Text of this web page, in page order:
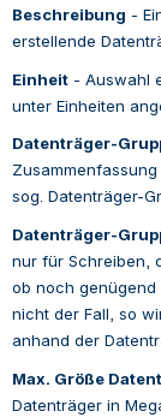
Beschreibung -
erstellende
Einheit - Auswahl
unter Einheiten
Datenträger-
sog. Datenträger-
Datenträger-
nur für Schreiben,
ob noch
nicht der Fall, so
anhand der
Max. Größe
Datenträger in